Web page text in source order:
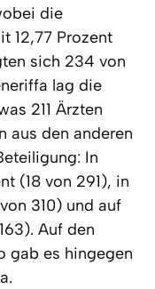
die
12,77 Prozent
sich 234 von
lag die
211 Ärzten
aus den anderen
In
(18 von 291), in
310) und auf
Auf den
gab es hingegen